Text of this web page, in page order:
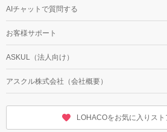
AIチャットで質問する
お客様サポート
ASKUL（法人向け）
アスクル株式会社（会社概要）
LOHACOをお気に入りス